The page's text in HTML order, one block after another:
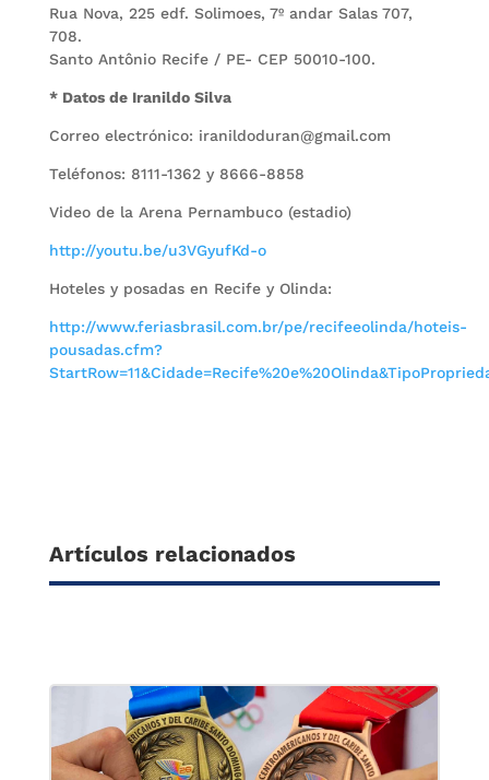
Rua Nova, 225 edf. Solimoes, 7º andar Salas 707,
708.
Santo Antônio Recife / PE- CEP 50010-100.
* Datos de Iranildo Silva
Correo electrónico: iranildoduran@gmail.com
Teléfonos: 8111-1362 y 8666-8858
Video de la Arena Pernambuco (estadio)
http://youtu.be/u3VGyufKd-o
Hoteles y posadas en Recife y Olinda:
http://www.feriasbrasil.com.br/pe/recifeeolinda/hoteis-
pousadas.cfm?
Artículos relacionados